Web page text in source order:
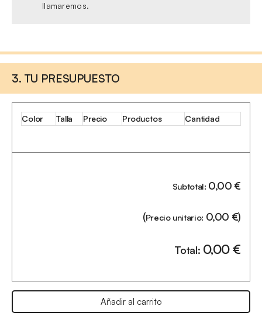
llamaremos.
3. TU PRESUPUESTO
Color Talla Precio Productos Cantidad
Subtotal: 0,00€
(Precio unitario: 0,00 €)
Total: 0,00€
Añadir al carrito